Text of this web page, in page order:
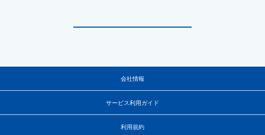
会社情報
サービス利用ガイド
利用規約